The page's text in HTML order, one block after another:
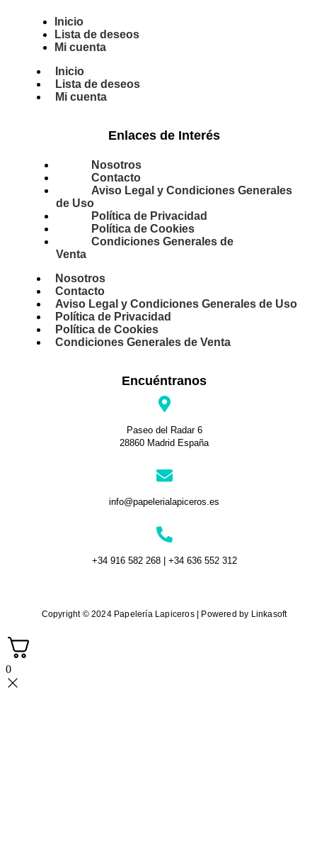
Inicio
Lista de deseos
Mi cuenta
Inicio
Lista de deseos
Mi cuenta
Enlaces de Interés
Nosotros
Contacto
Aviso Legal y Condiciones Generales
de Uso
Política de Privacidad
Política de Cookies
Condiciones Generales de
Venta
Nosotros
Contacto
Aviso Legal y Condiciones Generales de Uso
Política de Privacidad
Política de Cookies
Condiciones Generales de Venta
Encuéntranos
Paseo del Radar 6
28860 Madrid España
info@papelerialapiceros.es
+34 916 582 268 | +34 636 552 312
Copyright © 2024 Papelería Lapiceros | Powered by Linkasoft
0